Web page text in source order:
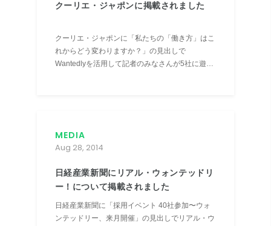
クーリエ・ジャポンに掲載されました
クーリエ・ジャポンに「私たちの「働き方」はこ
れからどう変わりますか？」の見出しで
Wantedlyを活用して記者のみなさんが5社に遊び
MEDIA
Aug 28, 2014
日経産業新聞にリアル・ウォンテッドリ
ー！について掲載されました
日経産業新聞に「採用イベント 40社参加〜ウォ
ンテッドリー、来月開催」の見出しでリアル・ウ